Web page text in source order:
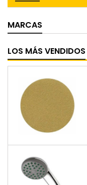
MARCAS
LOS MÁS VENDIDOS